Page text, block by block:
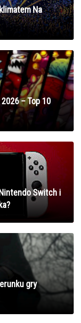
Na
– Top 10
Switch i
gry